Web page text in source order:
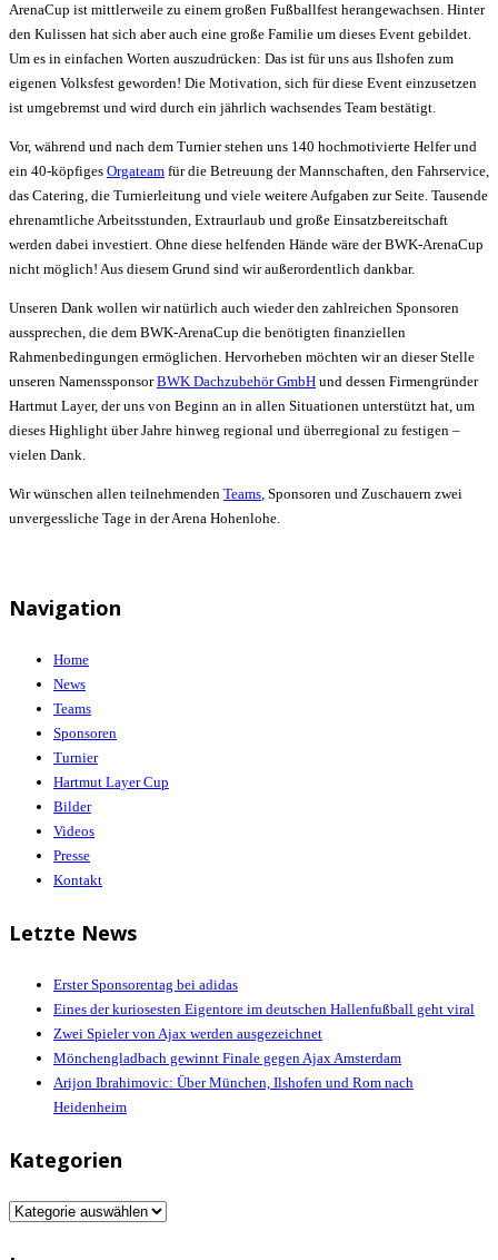
ArenaCup ist mittlerweile zu einem großen Fußballfest herangewachsen. Hinter
den Kulissen hat sich aber auch eine große Familie um dieses Event gebildet.
Um es in einfachen Worten auszudrücken: Das ist für uns aus Ilshofen zum
eigenen Volksfest geworden! Die Motivation, sich für diese Event einzusetzen
ist umgebremst und wird durch ein jährlich wachsendes Team bestätigt.
Vor, während und nach dem Turnier stehen uns 140 hochmotivierte Helfer und
ein 40-köpfiges O­rgateam für die Betreuung der Mannschaften, den Fahrservice,
das C­atering, die Turnierleitung und viele weitere Aufgaben zur Seite. Tausende
ehrenamtliche Arbeitsstunden, Extraurlaub und große E­insatzbereitschaft
werden dabei investiert. Ohne diese helfenden Hände wäre der BWK-ArenaCup
nicht möglich! Aus diesem Grund sind wir außerordentlich dankbar.
Unseren Dank wollen wir natürlich auch wieder den zahlreichen Sponsoren
aussprechen, die dem BWK-ArenaCup die benötigten finanziellen
Rahmenbedingungen ermöglichen. H­ervorheben möchten wir an dieser Stelle
unseren NamenssponsorBWK Dachzubehör GmbH und dessen Firmengründer
Hartmut Layer, der uns von Beginn an in allen Situationen unterstützt hat, um
d­ieses Highlight über Jahre hinweg regional und überregional zu festigen –
vielen Dank.
Wir wünschen allen teilnehmenden Teams, Sponsoren und Zuschauern zwei
unvergessliche Tage in der Arena Hohenlohe.
Navigation
Home
News
Teams
Sponsoren
Turnier
Hartmut Layer Cup
Bilder
Videos
Presse
Kontakt
Letzte News
Erster Sponsorentag bei adidas
Eines der kuriosesten Eigentore im deutschen Hallenfußball geht viral
Zwei Spieler von Ajax werden ausgezeichnet
Mönchengladbach gewinnt Finale gegen Ajax Amsterdam
Arijon Ibrahimovic: Über München, Ilshofen und Rom nach
Heidenheim
Kategorien
Kategorien